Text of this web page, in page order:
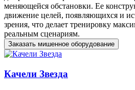
меняющейся обстановки. Ее
движение целей, появляющихся и
зрения, что делает тренировку
реальным сценариям.
Заказать мишенное оборудование
Качели Звезда